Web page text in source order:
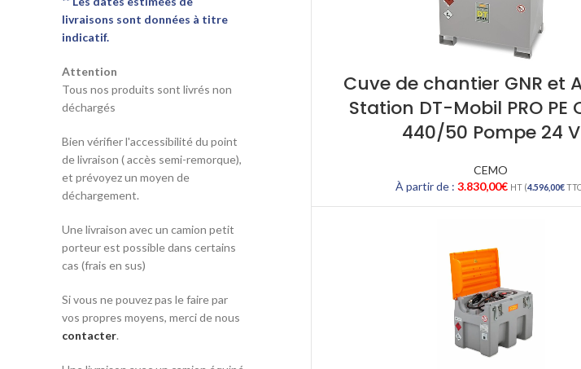
livraisons sont données à titre
indicatif.
Attention
Tous nos produits sont livrés non
déchargés
Bien vérifier l'accessibilité du point
de livraison ( accès semi-remorque),
et prévoyez un moyen de
déchargement.
Une livraison avec un camion petit
porteur est possible dans certains
cas (frais en sus)
Si vous ne pouvez pas le faire par
vos propres moyens, merci de nous
contacter.
Cuve de chantier GNR et
Station DT-Mobil PRO PE
440/50 Pompe 24 V
CEMO
À partir de :3.830,00€ HT (4.596,00€